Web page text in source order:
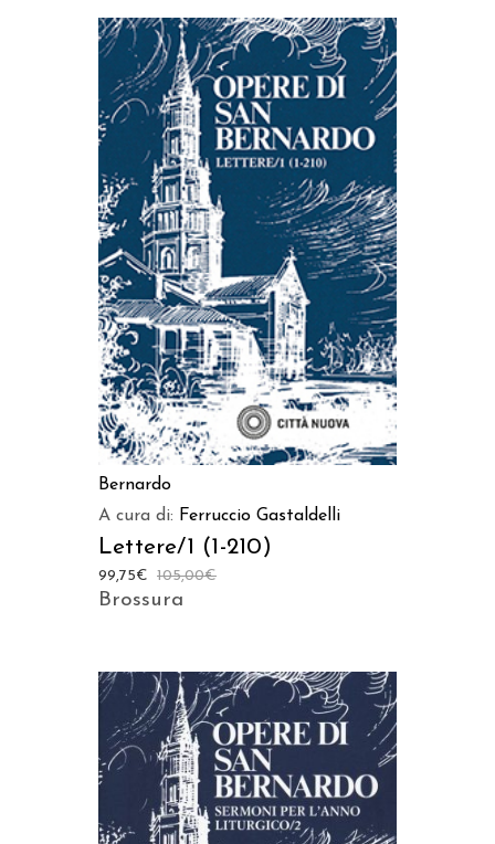
AGGIUNGI AL CARRELLO
Bernardo
A cura di: Ferruccio Gastaldelli
Lettere/1 (1-210)
105,00€
99,75€
Brossura